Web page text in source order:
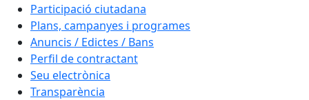
Participació ciutadana
Plans, campanyes i programes
Anuncis / Edictes / Bans
Perfil de contractant
Seu electrònica
Transparència